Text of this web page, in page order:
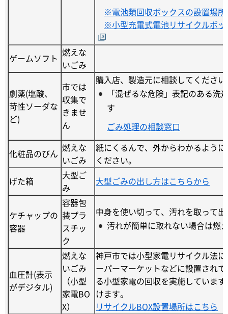
※電池類回収ボックスの設置場所
※小型充電式電池リサイクルボ
ゲームソフト 燃えな
いごみ
劇薬(塩酸、
苛性ソーダな
ど)
市では
収集で
きませ
ん
購入店、製造元に相談してくださ
「混ぜるな危険」表記のある洗
す
ごみ処理の相談窓口
化粧品のびん 燃えな
いごみ
紙にくるんで、外からわかるよう
ください。
げた箱
大型ご
み
大型ごみの出し方はこちらから
ケチャップの
容器
容器包
装プラ
スチッ
ク
中身を使い切って、汚れを取って
汚れが簡単に取れない場合は燃
血圧計(表示
がデジタル)
燃えな
いごみ
（小型
家電BO
X）
神戸市では小型家電リサイクル法
ーパーマーケットなどに設置され
る小型家電の回収を実施していま
けます。
リサイクルBOX設置場所はこちら